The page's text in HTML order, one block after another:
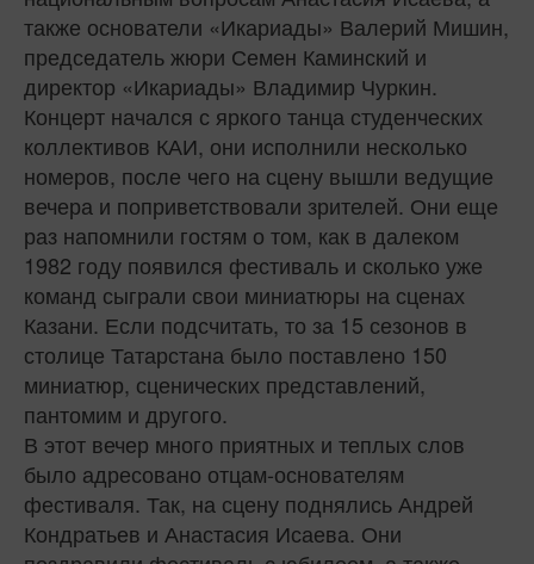
также основатели «Икариады» Валерий Мишин,
председатель жюри Семен Каминский и
директор «Икариады» Владимир Чуркин.
Концерт начался с яркого танца студенческих
коллективов КАИ, они исполнили несколько
номеров, после чего на сцену вышли ведущие
вечера и поприветствовали зрителей. Они еще
раз напомнили гостям о том, как в далеком
1982 году появился фестиваль и сколько уже
команд сыграли свои миниатюры на сценах
Казани. Если подсчитать, то за 15 сезонов в
столице Татарстана было поставлено 150
миниатюр, сценических представлений,
пантомим и другого.
В этот вечер много приятных и теплых слов
было адресовано отцам-основателям
фестиваля. Так, на сцену поднялись Андрей
Кондратьев и Анастасия Исаева. Они